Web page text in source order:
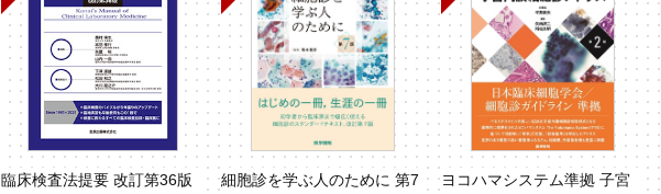
臨床検査法提要 改訂第36版
細胞診を学ぶ人のために 第7
ヨコハマシステム準拠 子宮